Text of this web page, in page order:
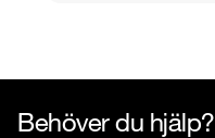
Behöver du hjälp?